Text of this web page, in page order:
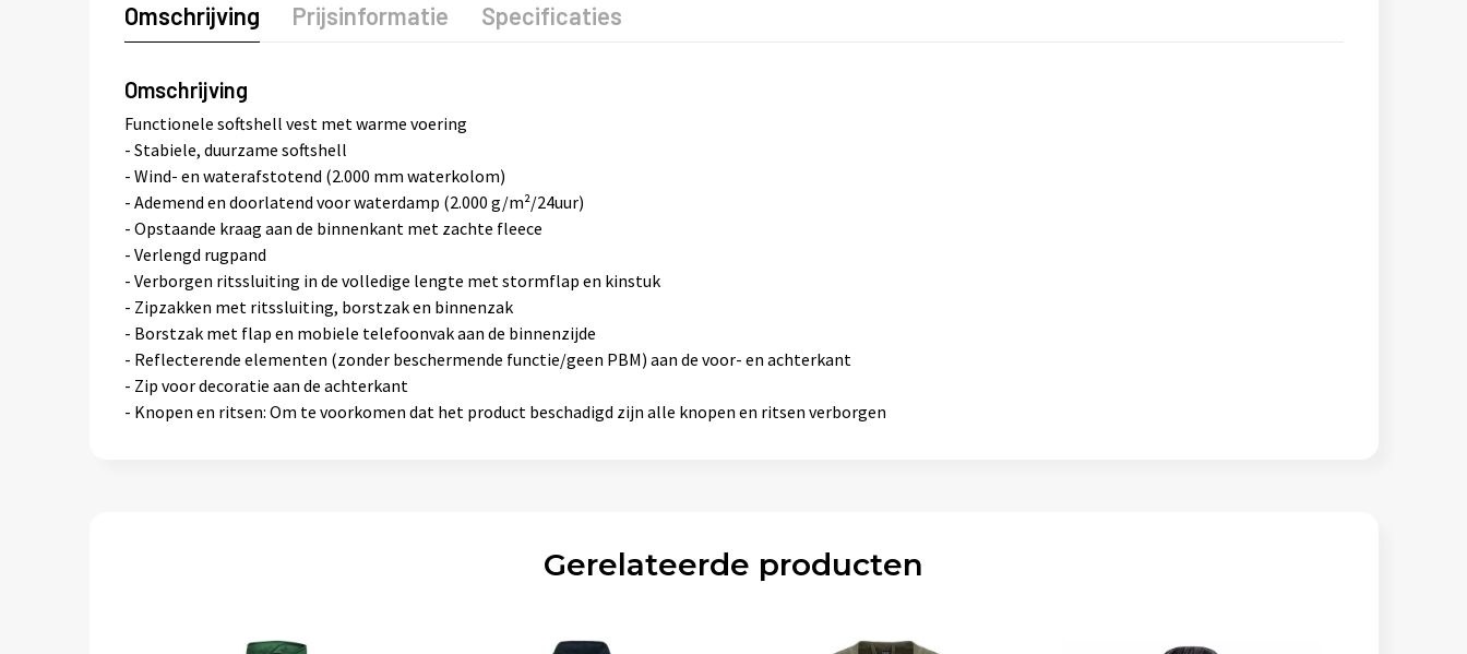
Omschrijving Prijsinformatie Specificaties
Omschrijving
Functionele softshell vest met warme voering
- Stabiele, duurzame softshell
- Wind- en waterafstotend (2.000 mm waterkolom)
- Ademend en doorlatend voor waterdamp (2.000 g/m²/24uur)
- Opstaande kraag aan de binnenkant met zachte fleece
- Verlengd rugpand
- Verborgen ritssluiting in de volledige lengte met stormflap en kinstuk
- Zipzakken met ritssluiting, borstzak en binnenzak
- Borstzak met flap en mobiele telefoonvak aan de binnenzijde
- Reflecterende elementen (zonder beschermende functie/geen PBM) aan de voor- en achterkant
- Zip voor decoratie aan de achterkant
- Knopen en ritsen: Om te voorkomen dat het product beschadigd zijn alle knopen en ritsen verborgen
Gerelateerde producten